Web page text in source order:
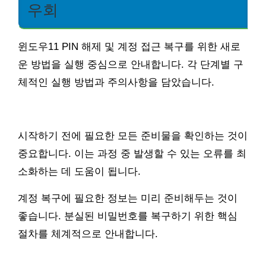
우회
윈도우11 PIN 해제 및 계정 접근 복구를 위한 새로
운 방법을 실행 중심으로 안내합니다. 각 단계별 구
체적인 실행 방법과 주의사항을 담았습니다.
시작하기 전에 필요한 모든 준비물을 확인하는 것이
중요합니다. 이는 과정 중 발생할 수 있는 오류를 최
소화하는 데 도움이 됩니다.
계정 복구에 필요한 정보는 미리 준비해두는 것이
좋습니다. 분실된 비밀번호를 복구하기 위한 핵심
절차를 체계적으로 안내합니다.